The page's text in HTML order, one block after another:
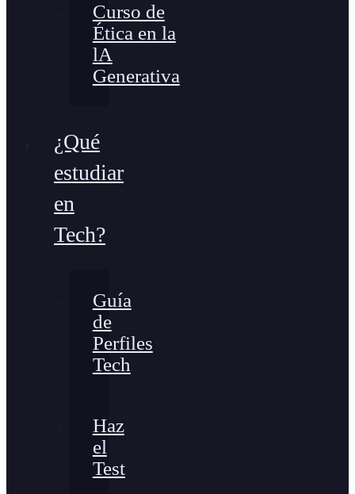
Curso de
Ética en la
lA
Generativa
¿Qué
estudiar
en
Tech?
Guía
de
Perfiles
Tech
Haz
el
Test